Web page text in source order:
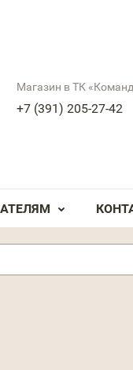
Магазин в ТК
+7 (391) 205-27-42